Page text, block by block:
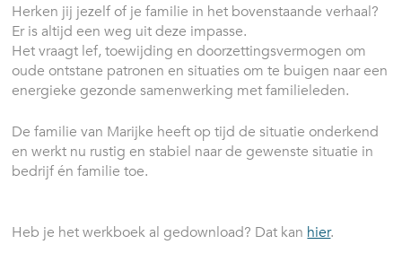
Herken jij jezelf of je familie in het bovenstaande verhaal?
Er is altijd een weg uit deze impasse.
Het vraagt lef, toewijding en doorzettingsvermogen om
oude ontstane patronen en situaties om te buigen naar een
energieke gezonde samenwerking met familieleden.
De familie van Marijke heeft op tijd de situatie onderkend
en werkt nu rustig en stabiel naar de gewenste situatie in
bedrijf én familie toe.
Heb je het werkboek al gedownload? Dat kan hier.